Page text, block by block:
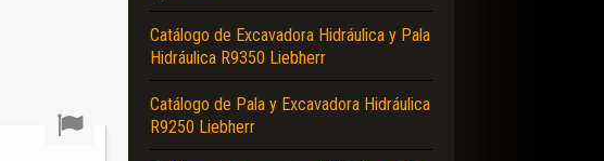
Catálogo de Excavadora Hidráulica y Pala
Hidráulica R9350 Liebherr
Catálogo de Pala y Excavadora Hidráulica
R9250 Liebherr